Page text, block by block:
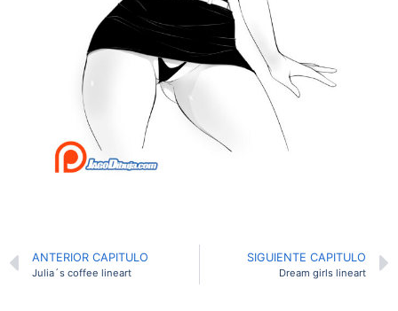
ANTERIOR CAPITULO
Julia´s coffee lineart
SIGUIENTE CAPITULO
Dream girls lineart